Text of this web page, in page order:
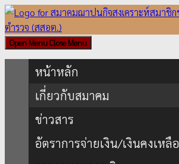
Skip
to
content
Open MenuClose Menu
หน้าหลัก
เกี่ยวกับสมาคม
ข่าวสาร
อัตราการจ่ายเงิน/เงินคงเหลือ